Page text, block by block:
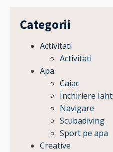
Categorii
Activitati
Activitati
Apa
Caiac
Inchiriere Iaht
Navigare
Scubadiving
Sport pe apa
Creative